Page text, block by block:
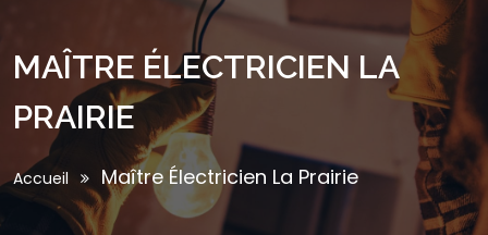
MAÎTRE ÉLECTRICIEN LA
PRAIRIE
Accueil Maître Électricien La Prairie